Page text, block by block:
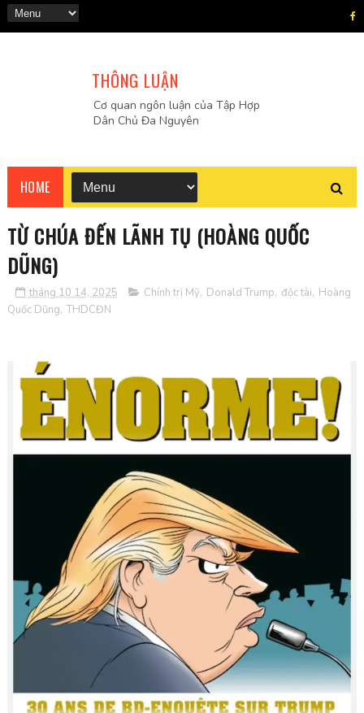
THÔNG LUẬN
Cơ quan ngôn luận của Tập Hợp
Dân Chủ Đa Nguyên
HOME
TỪ CHÚA ĐẾN LÃNH TỤ (HOÀNG QUỐC
DŨNG)
tháng 10 14, 2025 Chính trị Mỹ, Donald Trump, độc tài, Hoàng
Quốc Dũng, THDCĐN